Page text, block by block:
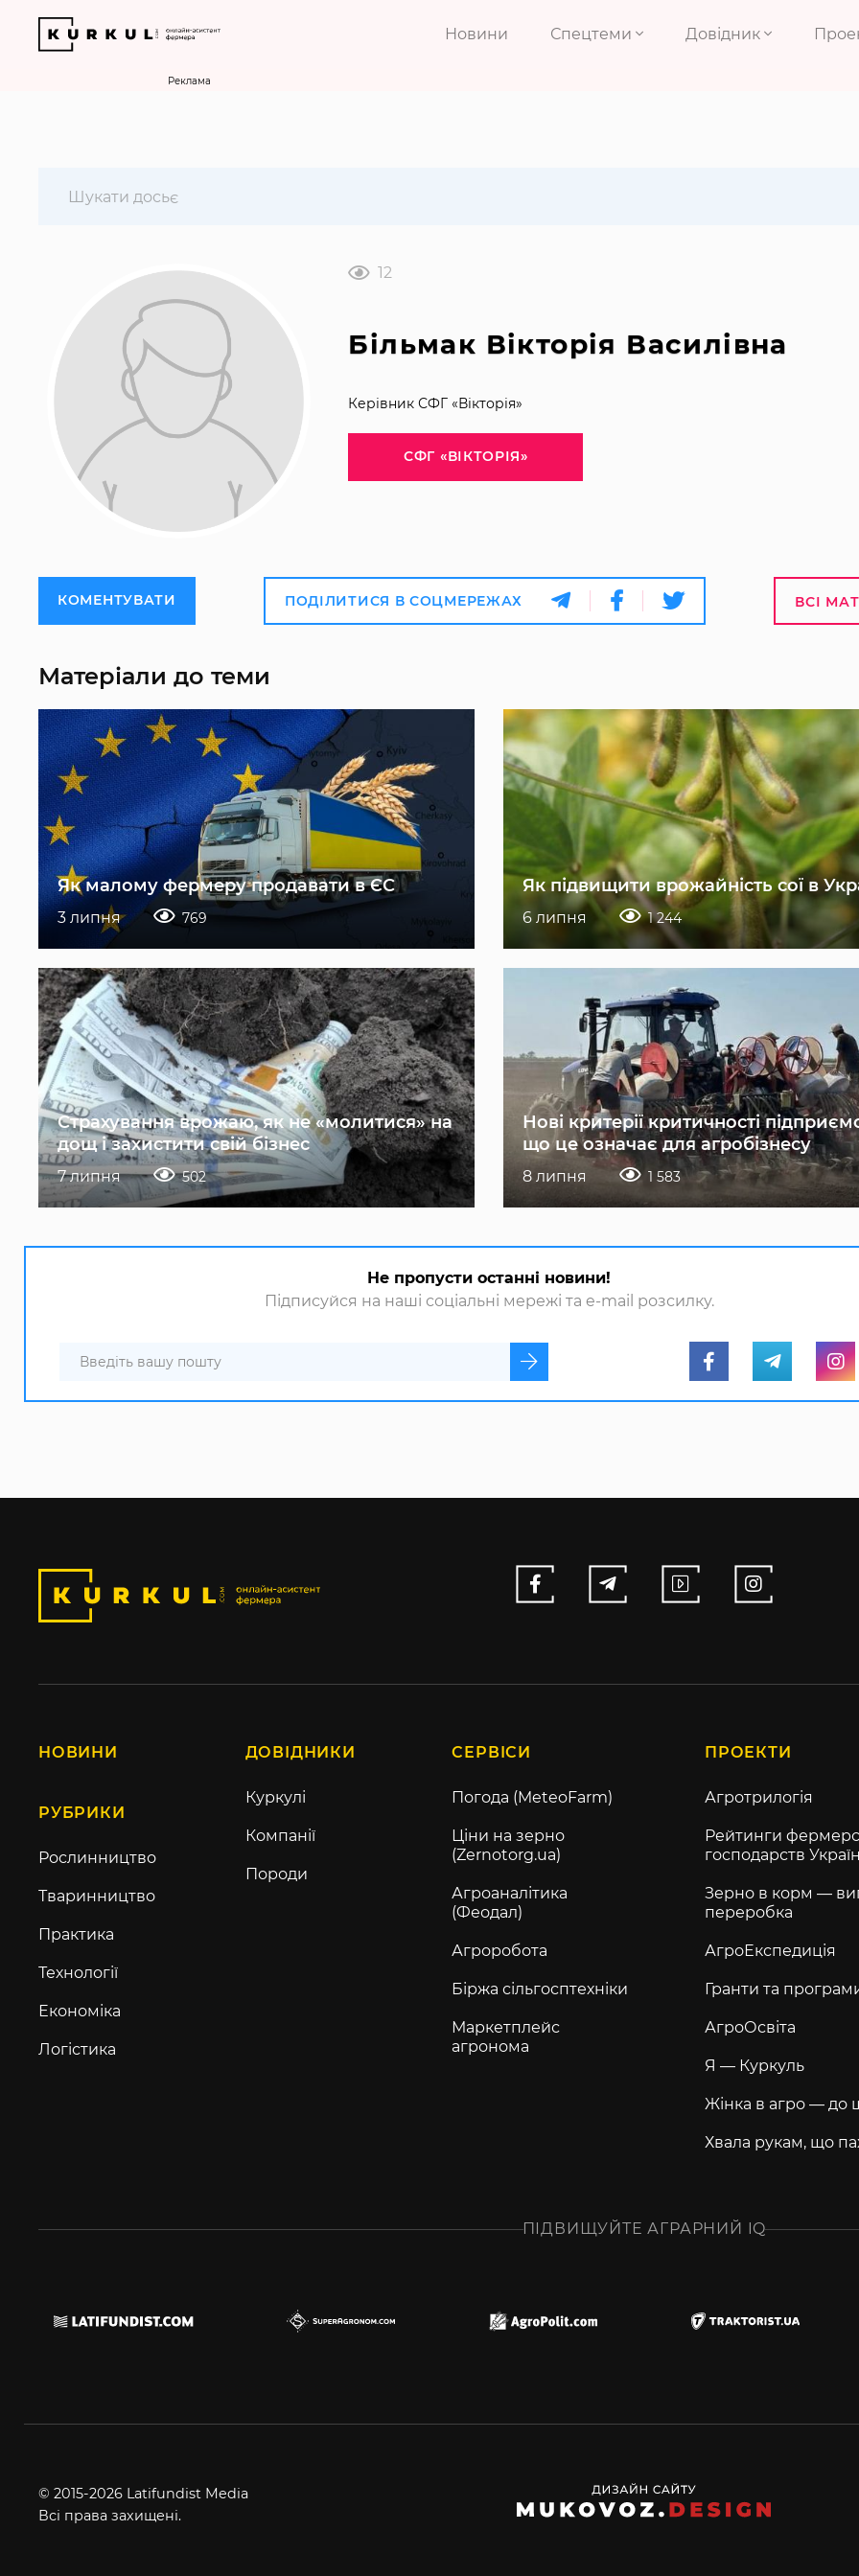
Новини Спецтеми Довідник
Реклама
12
Більмак Вікторія Василівна
Керівник СФГ «Вікторія»
СФГ «ВІКТОРІЯ»
КОМЕНТУВАТИ ПОДІЛИТИСЯ В СОЦМЕРЕЖАХ ВСІ
Матеріали до теми
Як малому фермеру продавати в ЄС
3 липня 769
Як підвищити врожайність сої в
6 липня 1 244
Страхування врожаю, як не «молитися» на
дощ і захистити свій бізнес
7 липня 502
Нові критерії критичності
що це означає для агробізнесу
8 липня 1 583
Не пропусти останні новини!
Підписуйся на наші соціальні мережі та e-mail розсилку.
НОВИНИ
РУБРИКИ
Рослинництво
Тваринництво
Практика
Технології
Економіка
Логістика
ДОВІДНИКИ
Куркулі
Компанії
Породи
СЕРВІСИ
Погода (MeteoFarm)
Ціни на зерно
(Zernotorg.ua)
Агроаналітика
(Феодал)
Агроробота
Біржа сільгосптехніки
Маркетплейс
агронома
ПРОЕКТИ
Агротрилогія
Рейтинги
господарств
Зерно в корм —
переробка
АгроЕкспедиція
Гранти та
АгроОсвіта
Я — Куркуль
Жінка в агро — до
Хвала рукам, що
ПІДВИЩУЙТЕ АГРАРНИЙ IQ
© 2015-2026 Latifundist Media
Всі права захищені.